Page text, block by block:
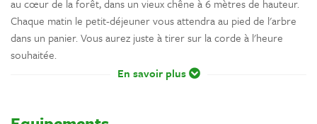
au cœur de la forêt, dans un vieux chêne à 6 mètres de hauteur.
Chaque matin le petit-déjeuner vous attendra au pied de l'arbre
dans un panier. Vous aurez juste à tirer sur la corde à l'heure
souhaitée.
En savoir plus